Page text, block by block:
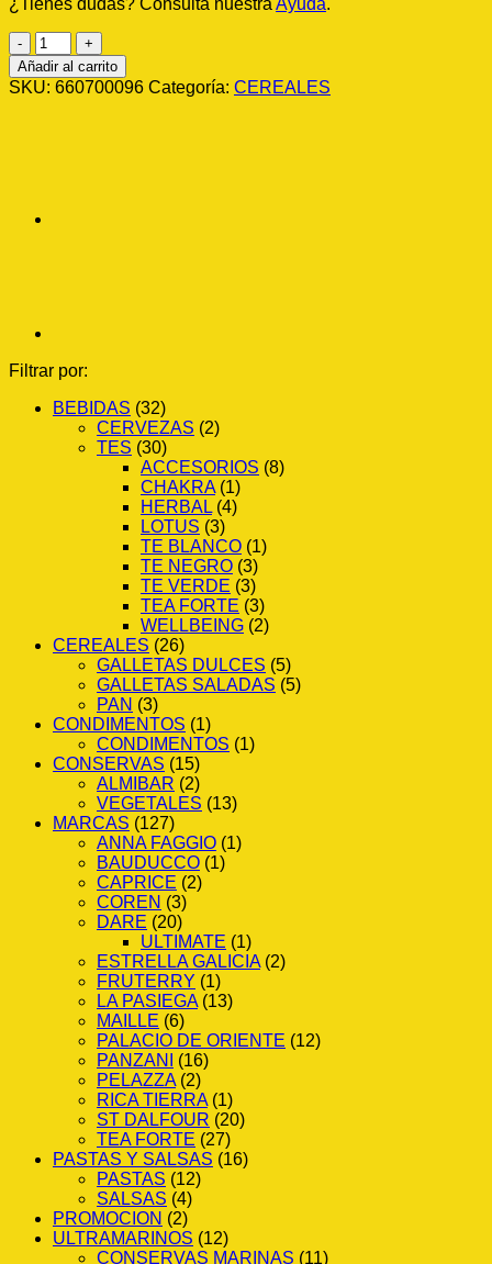
¿Tienes dudas? Consulta nuestra Ayuda.
INFUSION
NYBG
JUBILEE
PIRAM
Añadir al carrito
SKU: 660700096 Categoría: CEREALES
Filtrar por:
BEBIDAS (32)
CERVEZAS (2)
TES (30)
ACCESORIOS (8)
CHAKRA (1)
HERBAL (4)
LOTUS (3)
TE BLANCO (1)
TE NEGRO (3)
TE VERDE (3)
TEA FORTE (3)
WELLBEING (2)
CEREALES (26)
GALLETAS DULCES (5)
GALLETAS SALADAS (5)
PAN (3)
CONDIMENTOS (1)
CONDIMENTOS (1)
CONSERVAS (15)
ALMIBAR (2)
VEGETALES (13)
MARCAS (127)
ANNA FAGGIO (1)
BAUDUCCO (1)
CAPRICE (2)
COREN (3)
DARE (20)
ULTIMATE (1)
ESTRELLA GALICIA (2)
FRUTERRY (1)
LA PASIEGA (13)
MAILLE (6)
PALACIO DE ORIENTE (12)
PANZANI
(16)
PELAZZA (2)
RICA TIERRA (1)
ST DALFOUR (20)
TEA FORTE (27)
PASTAS Y SALSAS (16)
PASTAS (12)
SALSAS (4)
PROMOCION (2)
ULTRAMARINOS (12)
CONSERVAS MARINAS (11)